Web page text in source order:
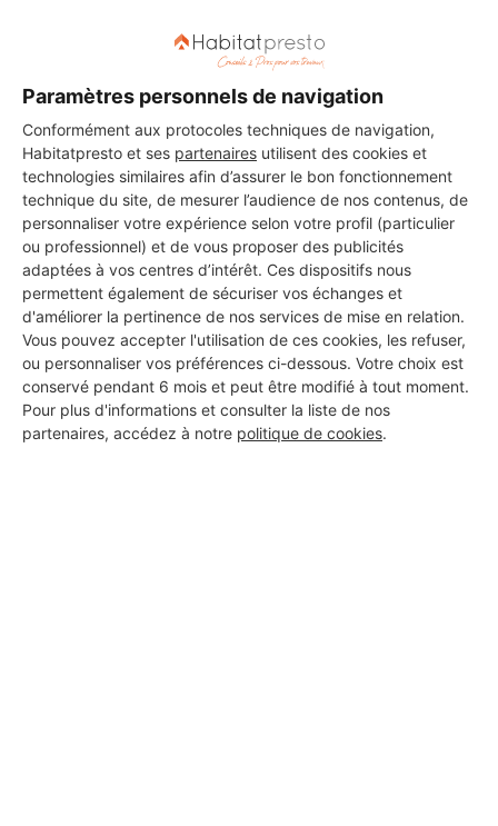
Paramètres personnels de navigation
Conformément aux protocoles techniques de navigation,
Habitatpresto et ses partenaires utilisent des cookies et
technologies similaires afin d’assurer le bon fonctionnement
technique du site, de mesurer l’audience de nos contenus, de
personnaliser votre expérience selon votre profil (particulier
ou professionnel) et de vous proposer des publicités
adaptées à vos centres d’intérêt. Ces dispositifs nous
permettent également de sécuriser vos échanges et
d'améliorer la pertinence de nos services de mise en relation.
Vous pouvez accepter l'utilisation de ces cookies, les refuser,
ou personnaliser vos préférences ci-dessous. Votre choix est
conservé pendant 6 mois et peut être modifié à tout moment.
Pour plus d'informations et consulter la liste de nos
partenaires, accédez à notre politique de cookies.
DEMANDER UN DEVIS